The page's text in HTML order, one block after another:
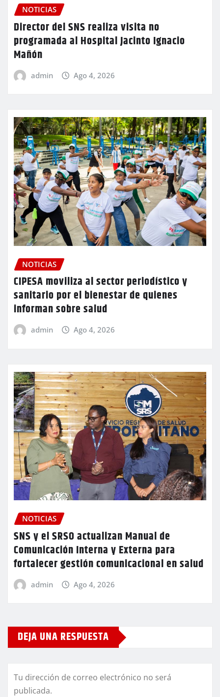
NOTICIAS
Director del SNS realiza visita no
programada al Hospital Jacinto Ignacio
Mañón
admin Ago 4, 2026
NOTICIAS
CIPESA moviliza al sector periodístico y
sanitario por el bienestar de quienes
informan sobre salud
admin Ago 4, 2026
NOTICIAS
SNS y el SRSO actualizan Manual de
Comunicación Interna y Externa para
fortalecer gestión comunicacional en salud
admin Ago 4, 2026
DEJA UNA RESPUESTA
Tu dirección de correo electrónico no será
publicada.